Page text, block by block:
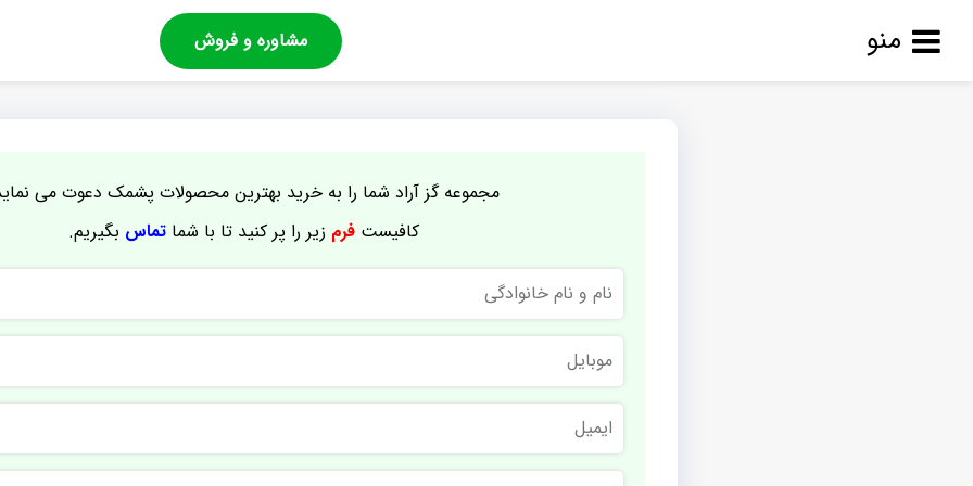
منو مشاوره و فروش
مجموعه گز آراد شما را به خرید بهترین محصولات پشمک دعوت می
کافیستفرم زیر را پر کنید تا با شماتماس بگیریم.
و
نام
خانوادگی
موبایل
ایمیل